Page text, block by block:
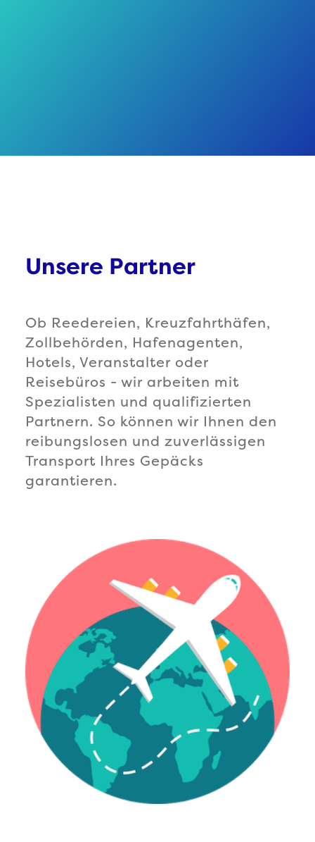
Unsere Partner
Ob Reedereien, Kreuzfahrthäfen,
Zollbehörden, Hafenagenten,
Hotels, Veranstalter oder
Reisebüros - wir arbeiten mit
Spezialisten und qualifizierten
Partnern. So können wir Ihnen den
reibungslosen und zuverlässigen
Transport Ihres Gepäcks
garantieren.